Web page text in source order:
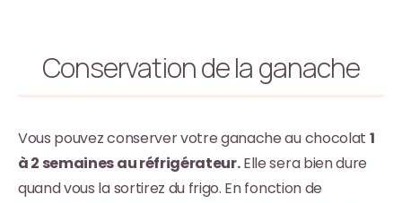
Conservation de la ganache
Vous pouvez conserver votre ganache au chocolat 1
à 2 semaines au réfrigérateur.Elle sera bien dure
quand vous la sortirez du frigo. En fonction de